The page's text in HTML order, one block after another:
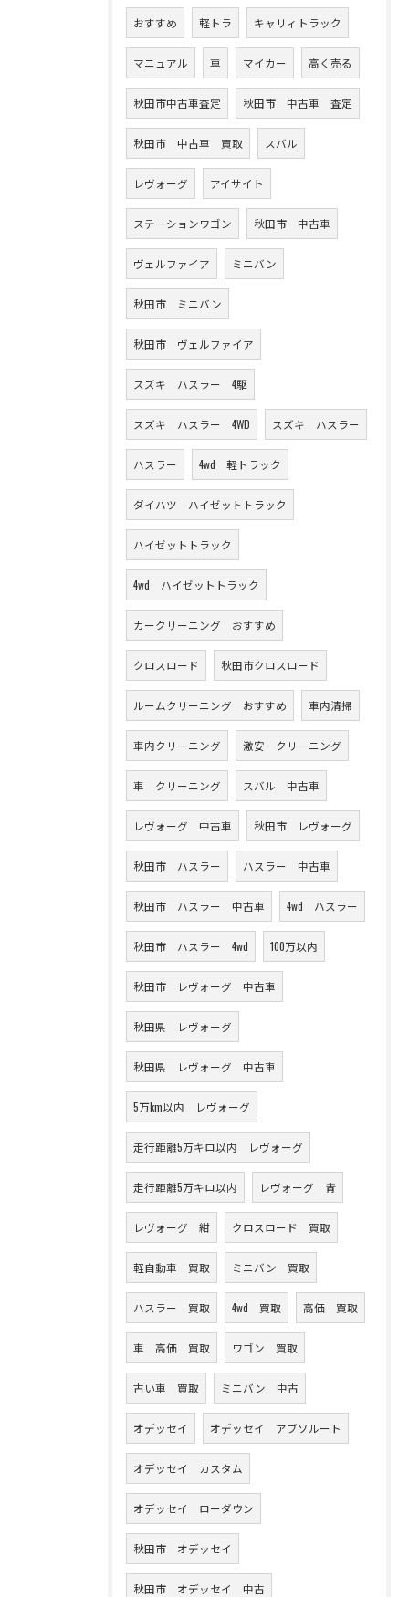
おすすめ 軽トラ キャリィトラック
マニュアル 車 マイカー 高く売る
秋田市中古車査定 秋田市 中古車 査定
秋田市 中古車 買取 スバル
レヴォーグ アイサイト
ステーションワゴン 秋田市 中古車
ヴェルファイア ミニバン
秋田市 ミニバン
秋田市 ヴェルファイア
スズキ ハスラー 4駆
スズキ ハスラー 4WD スズキ ハスラー
ハスラー 4wd 軽トラック
ダイハツ ハイゼットトラック
ハイゼットトラック
4wd ハイゼットトラック
カークリーニング おすすめ
クロスロード 秋田市クロスロード
ルームクリーニング おすすめ 車内清掃
車内クリーニング 激安 クリーニング
車 クリーニング スバル 中古車
レヴォーグ 中古車 秋田市 レヴォーグ
秋田市 ハスラー ハスラー 中古車
秋田市 ハスラー 中古車 4wd ハスラー
秋田市 ハスラー 4wd 100万以内
秋田市 レヴォーグ 中古車
秋田県 レヴォーグ
秋田県 レヴォーグ 中古車
5万km以内 レヴォーグ
走行距離5万キロ以内 レヴォーグ
走行距離5万キロ以内 レヴォーグ 青
レヴォーグ 紺 クロスロード 買取
軽自動車 買取 ミニバン 買取
ハスラー 買取 4wd 買取 高価 買取
車 高価 買取 ワゴン 買取
古い車 買取 ミニバン 中古
オデッセイ オデッセイ アブソルート
オデッセイ カスタム
オデッセイ ローダウン
秋田市 オデッセイ
秋田市 オデッセイ 中古